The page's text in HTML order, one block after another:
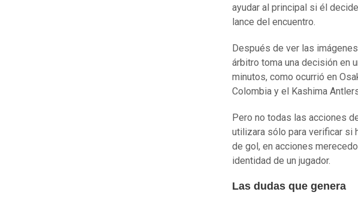
ayudar al principal si él
lance del encuentro.
Después de ver las
árbitro toma una decisión en
minutos, como ocurrió en
Colombia y el Kashima
Pero no todas las acciones
utilizara sólo para verificar si
de gol, en acciones
identidad de un jugador.
Las dudas que genera